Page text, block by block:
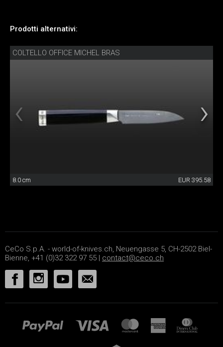
Prodotti alternativi:
COLTELLO OFFICE MICHEL BRAS
8.0 cm EUR 395.58
CeCo S.p.A. - world-of-knives.ch, Neuengasse 5, CH-2502 Biel-
Bienne, +41 (0)32 322 97 55 | contact@ceco.ch